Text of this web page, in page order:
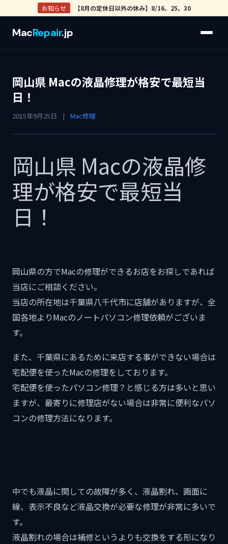
お知らせ 【8月の定休日以外の休み】8/16、25、30
MacRepair.jp
岡山県 Macの液晶修理が格安で最短当
日！
2015年9月25日 | Mac修理
岡山県 Macの液晶修
理が格安で最短当
日！
岡山県の方でMacの修理ができるお店をお探しであれば
当店にご相談ください。
当店の所在地は千葉県八千代市に店舗がありますが、全
国各地よりMacのノートパソコン修理依頼がございま
す。
また、千葉県にあるために来店する事ができない場合は
宅配便を使ったMacの修理をしております。
宅配便を使ったパソコン修理？と感じる方は多いと思い
ますが、最寄りに修理店がない場合は非常に便利なパソ
コンの修理方法になります。
中でも液晶に関しての故障が多く、液晶割れ、画面に
線、表示不良など液晶交換が必要な修理が非常に多いで
す。
液晶割れの場合は補修というよりも交換をする形になり